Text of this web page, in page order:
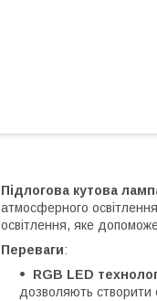
Підлогова кутова
атмосферного
освітлення, яке
Переваги:
RGB LED
дозволяють створити